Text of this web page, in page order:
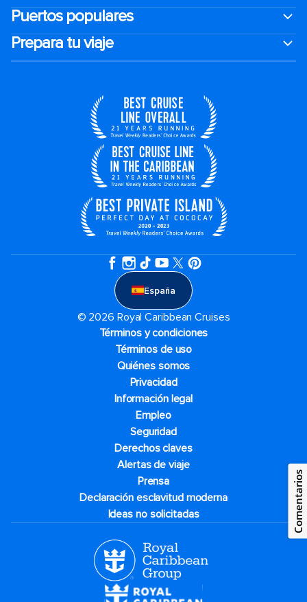
Puertos populares
Prepara tu viaje
España
© 2026 Royal Caribbean Cruises
Términos y condiciones
Términos de uso
Quiénes somos
Privacidad
Información legal
Empleo
Seguridad
Derechos claves
Alertas de viaje
Prensa
Declaración esclavitud moderna
Ideas no solicitadas
Comentarios